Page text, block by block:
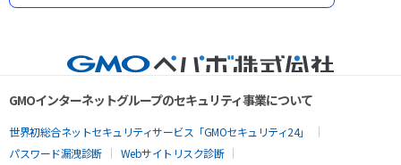
GMOインターネットグループのセキュリティ事業について
世界初総合ネットセキュリティサービス「GMOセキュリティ24」
パスワード漏洩診断
Webサイトリスク診断